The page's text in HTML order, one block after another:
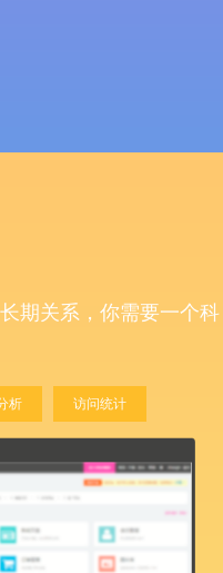
期关系，你需要一个科
析 访问统计